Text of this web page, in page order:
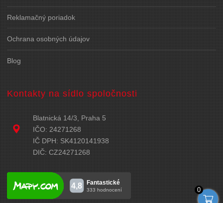
Reklamačný poriadok
Ochrana osobných údajov
Blog
Kontakty na sídlo spoločnosti
Blatnická 14/3, Praha 5
IČO: 24271268
IČ DPH: SK4120141938
DIČ: CZ24271268
0